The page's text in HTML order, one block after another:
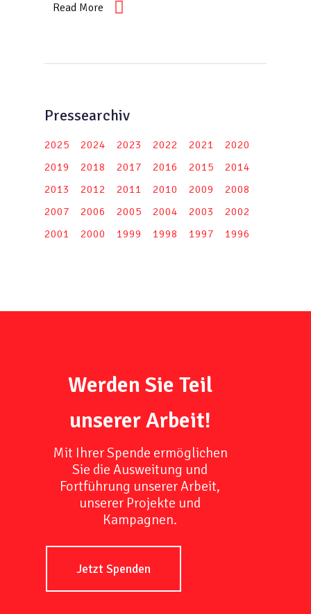
Read More
Pressearchiv
2025 2024 2023 2022 2021
2020
2019
2018 2017 2016 2015
2014
2013
2012 2011 2010 2009
2008
2007
2006 2005 2004 2003
2002
2001
2000 1999 1998 1997 1996
Werden Sie Teil
unserer Arbeit!
Mit Ihrer Spende ermöglichen
Sie die Ausweitung und
Fortführung unserer Arbeit,
unserer Projekte und
Kampagnen.
Jetzt Spenden